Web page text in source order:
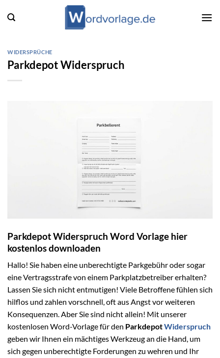
Inhalt
WIDERSPRÜCHE
Parkdepot Widerspruch
Parkdepot Widerspruch Word Vorlage hier
kostenlos downloaden
Hallo! Sie haben eine unberechtigte Parkgebühr oder sogar
eine Vertragsstrafe von einem Parkplatzbetreiber erhalten?
Lassen Sie sich nicht entmutigen! Viele Betroffene fühlen sich
hilflos und zahlen vorschnell, oft aus Angst vor weiteren
Konsequenzen. Aber Sie sind nicht allein! Mit unserer
kostenlosen Word-Vorlage für den ParkdepotWiderspruch
geben wir Ihnen ein mächtiges Werkzeug an die Hand, um
sich gegen unberechtigte Forderungen zu wehren und Ihr